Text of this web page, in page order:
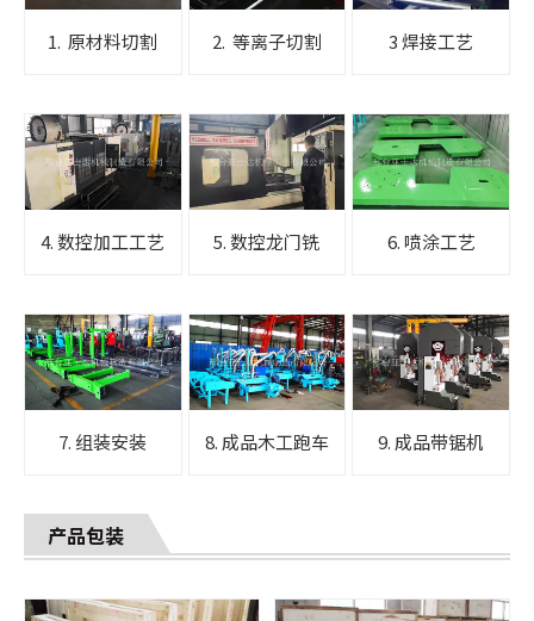
1. 原材料切割 2. 等离子切割 3 焊接工艺
4. 数控加工工艺 5. 数控龙门铣 6. 喷涂工艺
7. 组装安装 8. 成品木工跑车 9. 成品带锯机
产品包装